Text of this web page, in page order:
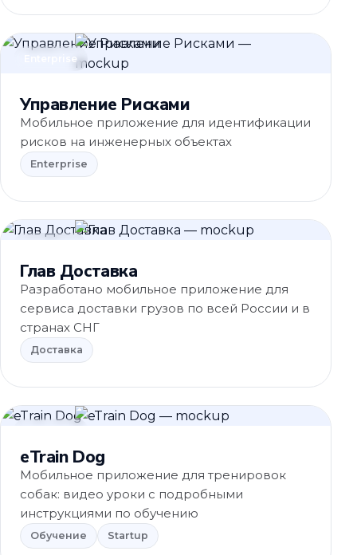
Enterprise
Управление Рисками
Мобильное приложение для идентификации
рисков на инженерных объектах
Enterprise
Глав Доставка
Разработано мобильное приложение для
сервиса доставки грузов по всей России и в
странах СНГ
Доставка
eTrain Dog
Мобильное приложение для тренировок
собак: видео уроки с подробными
инструкциями по обучению
Обучение Startup